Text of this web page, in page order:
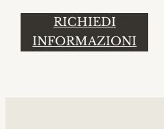
RICHIEDI
INFORMAZIONI